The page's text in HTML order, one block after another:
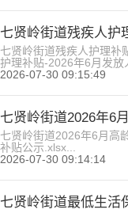
七贤岭街道残疾人护
七贤岭街道残疾人护理补
护理补贴-2026年6月发放
2026-07-30 09:15:49
七贤岭街道2026年6
七贤岭街道2026年6月高
补贴公示.xlsx...
2026-07-30 09:14:14
七贤岭街道最低生